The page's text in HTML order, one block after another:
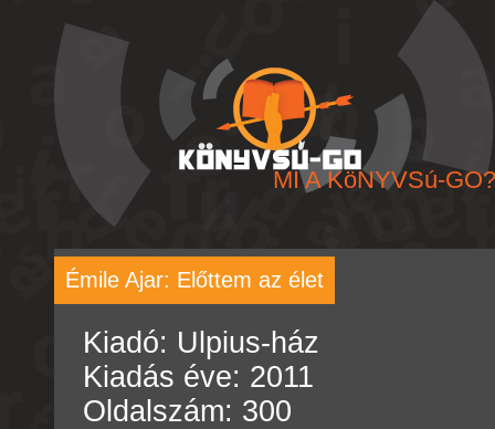
MI A KöNYVSú-
Émile Ajar: Előttem az élet
Kiadó: Ulpius-ház
Kiadás éve: 2011
Oldalszám: 300